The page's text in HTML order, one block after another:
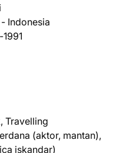
Indonesia
Travelling
(aktor, mantan),
iskandar)